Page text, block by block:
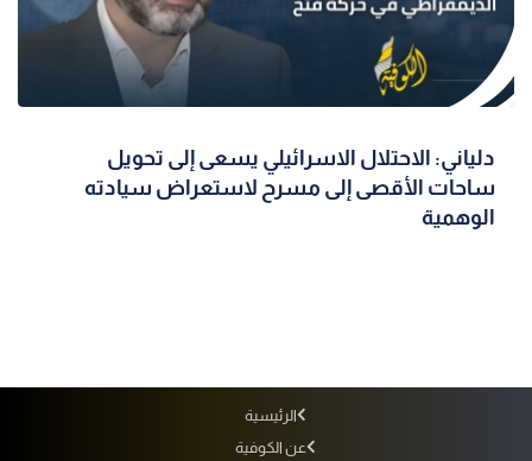
دلياني: الاحتلال الاسرائيلي يسعى إلى تحويل
ساحات الأقصى إلى مسرح لاستعراض سيادته
الوهمية
الرئيسية
عن الكوفية